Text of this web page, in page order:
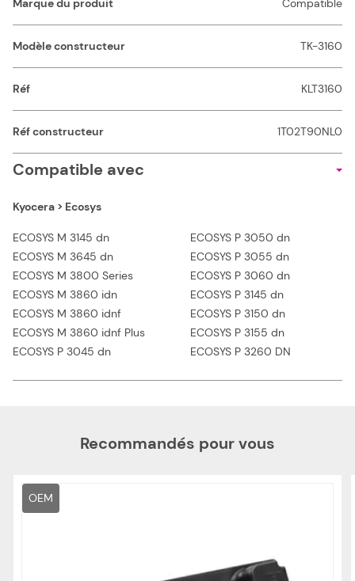
Marque du produit Compatible
Modèle constructeur TK-3160
Réf KLT3160
Réf constructeur 1T02T90NL0
Compatible avec
Kyocera > Ecosys
ECOSYS M 3145 dn
ECOSYS M 3645 dn
ECOSYS M 3800 Series
ECOSYS M 3860 idn
ECOSYS M 3860 idnf
ECOSYS M 3860 idnf Plus
ECOSYS P 3045 dn
ECOSYS P 3050 dn
ECOSYS P 3055 dn
ECOSYS P 3060 dn
ECOSYS P 3145 dn
ECOSYS P 3150 dn
ECOSYS P 3155 dn
ECOSYS P 3260 DN
Recommandés pour vous
OEM